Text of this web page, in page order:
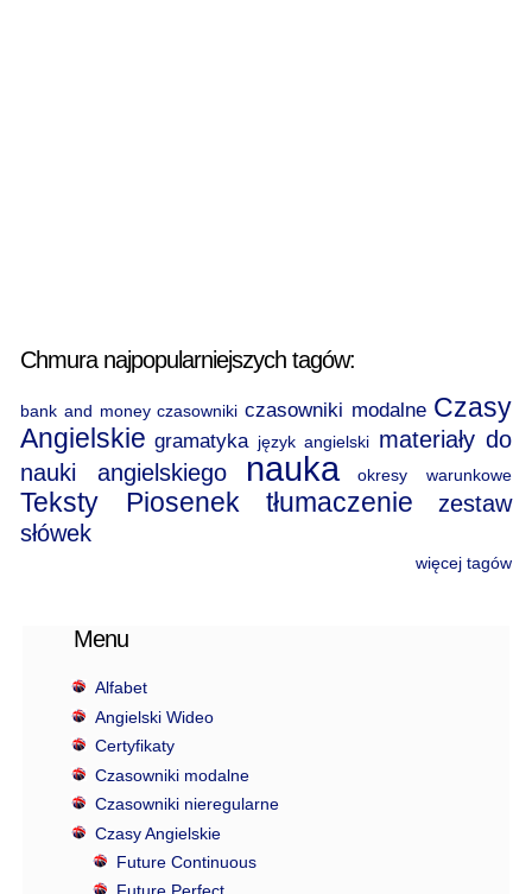
Chmura najpopularniejszych tagów:
bank and money czasowniki czasowniki modalne Czasy
Angielskie gramatyka język angielski materiały do
nauki angielskiego
nauka okresy warunkowe
Teksty Piosenek tłumaczenie
zestaw
słówek
więcej tagów
Menu
Alfabet
Angielski Wideo
Certyfikaty
Czasowniki modalne
Czasowniki nieregularne
Czasy Angielskie
Future Continuous